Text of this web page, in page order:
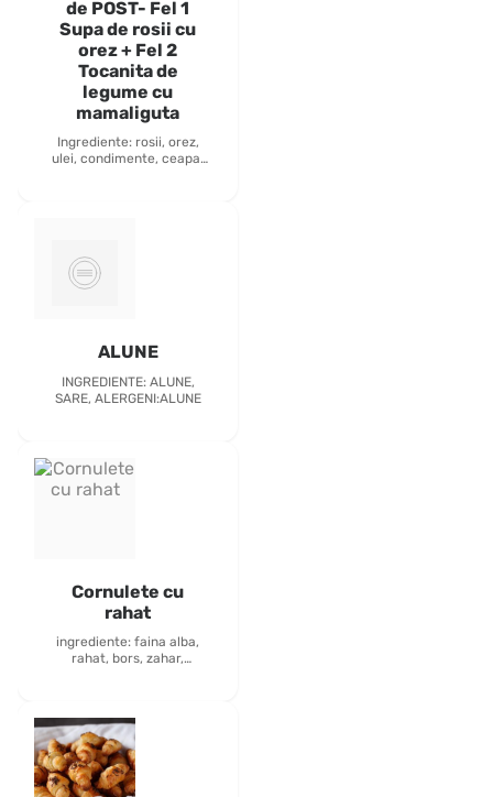
de POST- Fel 1
Supa de rosii cu
orez + Fel 2
Tocanita de
legume cu
mamaliguta
Ingrediente: rosii, orez,
ulei, condimente, ceapa,
ALUNE
INGREDIENTE: ALUNE,
SARE, ALERGENI:ALUNE
Cornulete cu
rahat
ingrediente: faina alba,
rahat, bors, zahar,